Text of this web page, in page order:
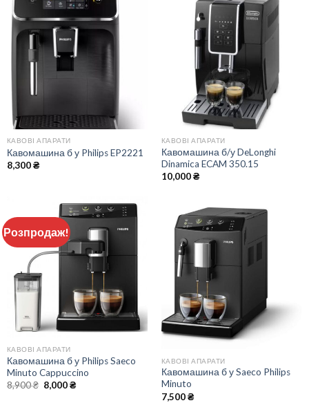
КАВОВІ АПАРАТИ
Кавомашина б у Philips EP2221
8,300₴
КАВОВІ АПАРАТИ
Кавомашина б/у DeLonghi
Dinamica ECAM 350.15
10,000₴
Розпродаж!
КАВОВІ АПАРАТИ
Кавомашина б у Philips Saeco
Minuto Cappuccino
8,900₴ Оригінальна
ціна:
8,000₴Поточна
КАВОВІ АПАРАТИ
Кавомашина б у Saeco Philips
Minuto
7,500₴